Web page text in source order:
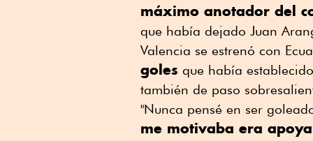
máximo anotador del
que había dejado Juan
Valencia se estrenó con
goles que había
también de paso
"Nunca pensé en ser
me motivaba era